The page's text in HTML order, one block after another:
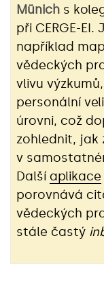
Münich s
při CERGE-
například
vědeckých
vlivu
personální
úrovni, což
zohlednit, jak
v
Další aplikace
porovnává
vědeckých
stále častý